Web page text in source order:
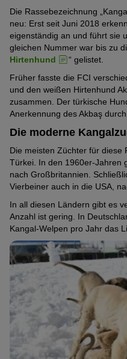
Die Rassebezeichnung
neu: Erst seit Juni 2018
eigenständig an und führt sie
gleichen Nummer war bis zu
Hirtenhund
“ gelistet.
Früher fasste die FCI
und den weißen Hirtenhund
zusammen. Der türkische
Anerkennung des Akbaş durch
Die moderne
Die meisten Züchter für diese
Türkei. In den 1960er-Jahren
nach Großbritannien.
Vierbeiner auch in die USA,
In all diesen Ländern gibt es
Anzahl ist gering. In
Kangal-Welpen pro Jahr das